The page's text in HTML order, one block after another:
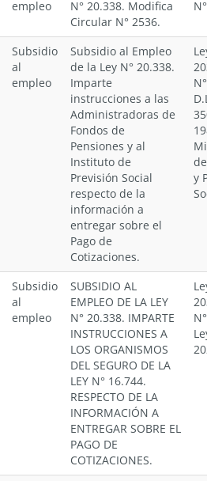
empleo
N° 20.338. Modifica
Circular N° 2536.
Subsidio
al
empleo
Subsidio al Empleo
de la Ley N° 20.338.
Imparte
instrucciones a las
Administradoras de
Fondos de
Pensiones y al
Instituto de
Previsión Social
respecto de la
información a
entregar sobre el
Pago de
Cotizaciones.
y
Subsidio
al
empleo
SUBSIDIO AL
EMPLEO DE LA LEY
N° 20.338. IMPARTE
INSTRUCCIONES A
LOS ORGANISMOS
DEL SEGURO DE LA
LEY N° 16.744.
RESPECTO DE LA
INFORMACIÓN A
ENTREGAR SOBRE EL
PAGO DE
COTIZACIONES.